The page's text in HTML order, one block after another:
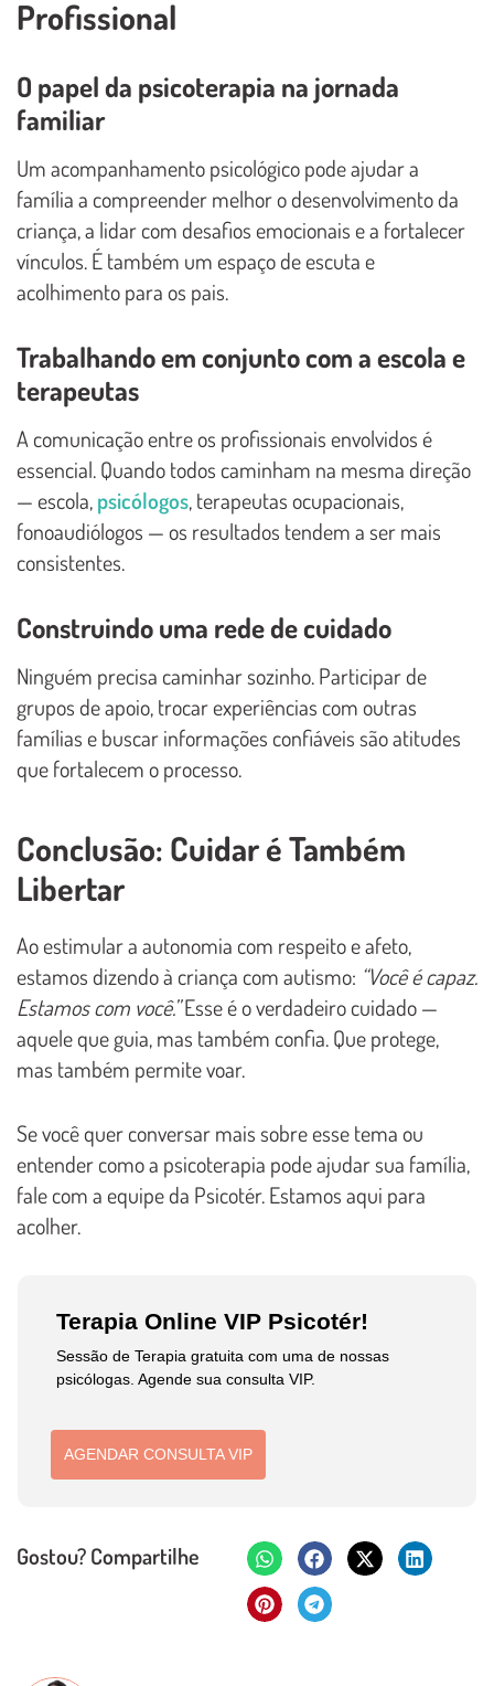
Profissional
O papel da psicoterapia na jornada
familiar
Um acompanhamento psicológico pode ajudar a
família a compreender melhor o desenvolvimento da
criança, a lidar com desafios emocionais e a fortalecer
vínculos. É também um espaço de escuta e
acolhimento para os pais.
Trabalhando em conjunto com a escola e
terapeutas
A comunicação entre os profissionais envolvidos é
essencial. Quando todos caminham na mesma direção
— escola,psicólogos, terapeutas ocupacionais,
fonoaudiólogos — os resultados tendem a ser mais
consistentes.
Construindo uma rede de cuidado
Ninguém precisa caminhar sozinho. Participar de
grupos de apoio, trocar experiências com outras
famílias e buscar informações confiáveis são atitudes
que fortalecem o processo.
Conclusão: Cuidar é Também
Libertar
Ao estimular a autonomia com respeito e afeto,
estamos dizendo à criança com autismo: “Você é capaz.
Estamos com você.”Esse é o verdadeiro cuidado —
aquele que guia, mas também confia. Que protege,
mas também permite voar.
Se você quer conversar mais sobre esse tema ou
entender como a psicoterapia pode ajudar sua família,
fale com a equipe da Psicotér. Estamos aqui para
acolher.
Terapia Online VIP Psicotér!
Sessão de Terapia gratuita com uma de nossas
psicólogas. Agende sua consulta VIP.
AGENDAR CONSULTA VIP
Gostou? Compartilhe